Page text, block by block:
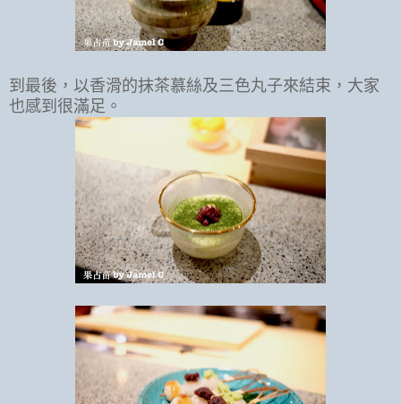
到最後，以香滑的抹茶慕絲及三色丸子來結束，大家
也感到很滿足。